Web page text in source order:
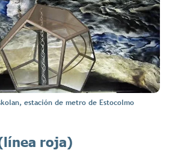
estación de metro de Estocolmo
roja)